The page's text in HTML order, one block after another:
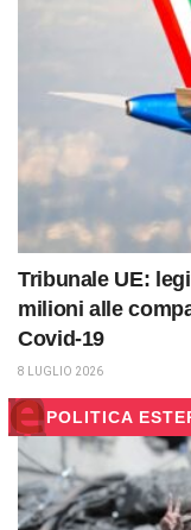
Tribunale UE:
milioni alle
Covid-19
8 LUGLIO 2026
POLITICA